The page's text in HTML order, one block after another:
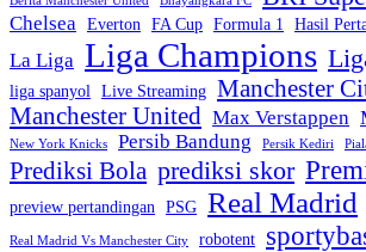
Chelsea Everton FA Cup Formula 1 Hasil
La Liga Liga Champions
liga spanyol Live Streaming Manchester
Manchester United Max Verstappen
New York Knicks Persib Bandung Persik Kediri
Prediksi Bola prediksi skor
preview pertandingan PSG Real Madrid
Real Madrid Vs Manchester City robotent